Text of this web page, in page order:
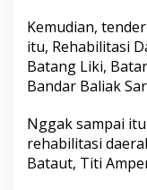
Kemudian,
itu, Rehabilitasi
Batang Liki,
Bandar Baliak
Nggak sampai
rehabilitasi
Bataut, Titi